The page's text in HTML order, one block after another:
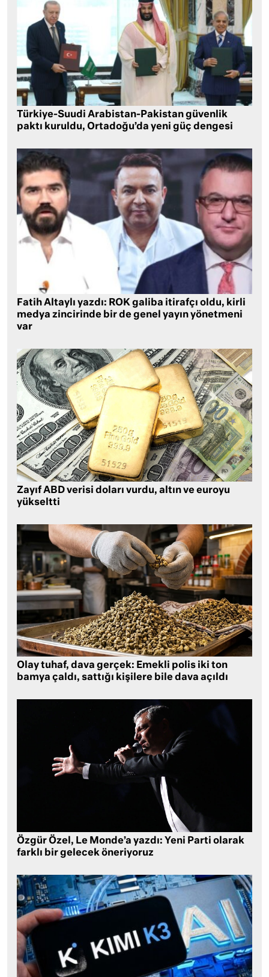
Türkiye-Suudi Arabistan-Pakistan güvenlik
paktı kuruldu, Ortadoğu’da yeni güç dengesi
Fatih Altaylı yazdı: ROK galiba itirafçı oldu, kirli
medya zincirinde bir de genel yayın yönetmeni
var
Zayıf ABD verisi doları vurdu, altın ve euroyu
yükseltti
Olay tuhaf, dava gerçek: Emekli polis iki ton
bamya çaldı, sattığı kişilere bile dava açıldı
Özgür Özel, Le Monde’a yazdı: Yeni Parti olarak
farklı bir gelecek öneriyoruz